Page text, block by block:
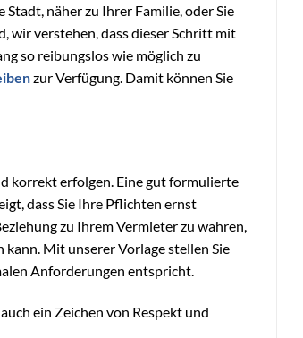
näher zu Ihrer Familie, oder Sie
wir verstehen, dass dieser Schritt mit
so reibungslos wie möglich zu
zur Verfügung. Damit können Sie
korrekt erfolgen. Eine gut formulierte
dass Sie Ihre Pflichten ernst
zu Ihrem Vermieter zu wahren,
Mit unserer Vorlage stellen Sie
Anforderungen entspricht.
ein Zeichen von Respekt und